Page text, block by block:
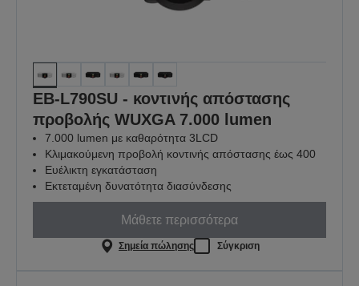
EB-L790SU - κοντινής απόστασης
προβολής WUXGA 7.000 lumen
7.000 lumen με καθαρότητα 3LCD
Κλιμακούμενη προβολή κοντινής απόστασης έως 400
Ευέλικτη εγκατάσταση
Εκτεταμένη δυνατότητα διασύνδεσης
Μάθετε περισσότερα
Σημεία πώλησης Σύγκριση